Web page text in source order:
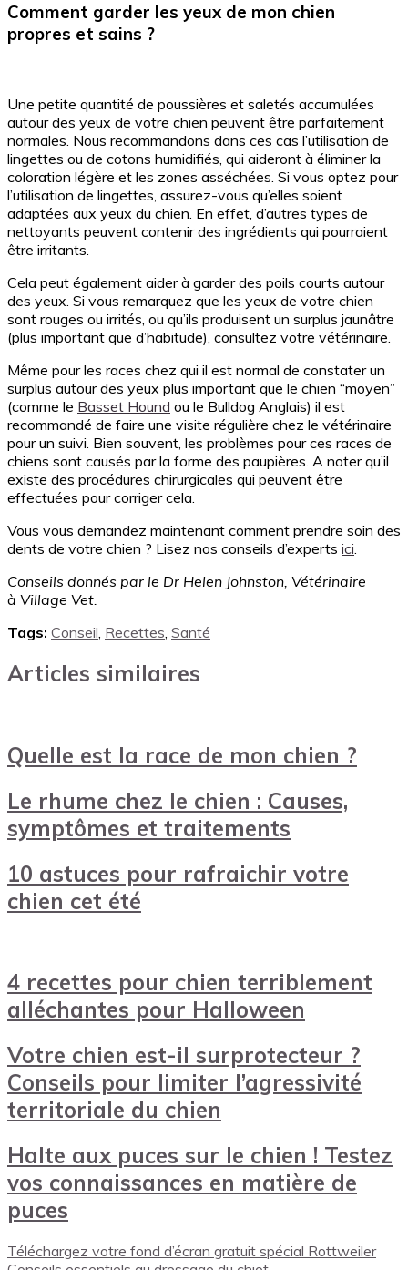
Comment garder les yeux de mon chien
propres et sains ?
Une petite quantité de poussières et saletés accumulées
autour des yeux de votre chien peuvent être parfaitement
normales. Nous recommandons dans ces cas l’utilisation de
lingettes ou de cotons humidifiés, qui aideront à éliminer la
coloration légère et les zones asséchées. Si vous optez pour
l’utilisation de lingettes, assurez-vous qu’elles soient
adaptées aux yeux du chien. En effet, d’autres types de
nettoyants peuvent contenir des ingrédients qui pourraient
être irritants.
Cela peut également aider à garder des poils courts autour
des yeux. Si vous remarquez que les yeux de votre chien
sont rouges ou irrités, ou qu’ils produisent un surplus jaunâtre
(plus important que d’habitude), consultez votre vétérinaire.
Même pour les races chez qui il est normal de constater un
surplus autour des yeux plus important que le chien “moyen”
(comme le Basset Hound ou le Bulldog Anglais) il est
recommandé de faire une visite régulière chez le vétérinaire
pour un suivi. Bien souvent, les problèmes pour ces races de
chiens sont causés par la forme des paupières. A noter qu’il
existe des procédures chirurgicales qui peuvent être
effectuées pour corriger cela.
Vous vous demandez maintenant comment prendre soin des
dents de votre chien ? Lisez nos conseils d’experts ici.
Conseils donnés par le Dr Helen Johnston, Vétérinaire
à Village Vet.
Tags: Conseil, Recettes, Santé
Articles similaires
Quelle est la race de mon chien ?
Le rhume chez le chien : Causes,
symptômes et traitements
10 astuces pour rafraichir votre
chien cet été
4 recettes pour chien terriblement
alléchantes pour Halloween
Votre chien est-il surprotecteur ?
Conseils pour limiter l’agressivité
territoriale du chien
Halte aux puces sur le chien ! Testez
vos connaissances en matière de
puces
Téléchargez votre fond d’écran gratuit spécial Rottweiler